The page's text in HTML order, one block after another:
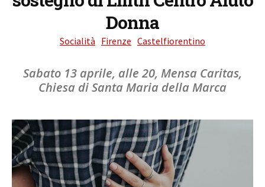
Donna
Socialità Firenze Castelfiorentino
Sabato 13 aprile, alle 20, Mensa Caritas,
Chiesa di Santa Maria della Marca